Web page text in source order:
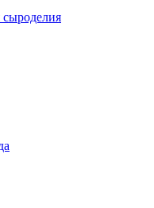
сыроделия